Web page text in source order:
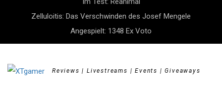
Zelluloitis: Das Verschwinden des Josef Mengele
Angespielt: 1348 Ex Voto
Reviews | Livestreams | Events | Giveaways